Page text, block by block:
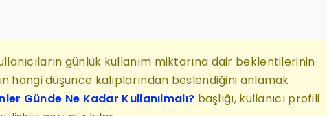
günlük kullanım miktarına dair beklentilerinin
hangi düşünce kalıplarından beslendiğini anlamak
Günde Ne Kadar Kullanılmalı? başlığı, kullanıcı profili